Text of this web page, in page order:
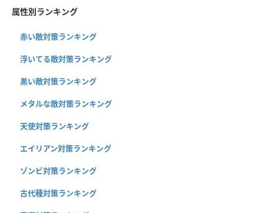
属性別ランキング
赤い敵対策ランキング
浮いてる敵対策ランキング
黒い敵対策ランキング
メタルな敵対策ランキング
天使対策ランキング
エイリアン対策ランキング
ゾンビ対策ランキング
古代種対策ランキング